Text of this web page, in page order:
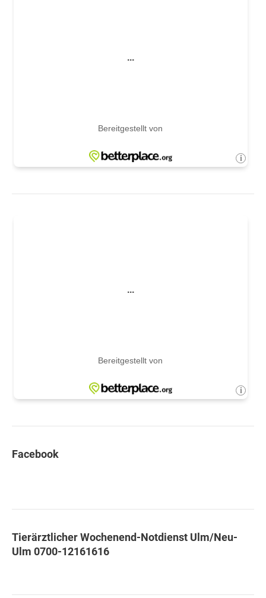
Facebook
Tierärztlicher Wochenend-Notdienst Ulm/Neu-
Ulm 0700-12161616